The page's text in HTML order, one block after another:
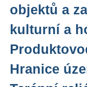
objektů a
kulturní a
Hranice